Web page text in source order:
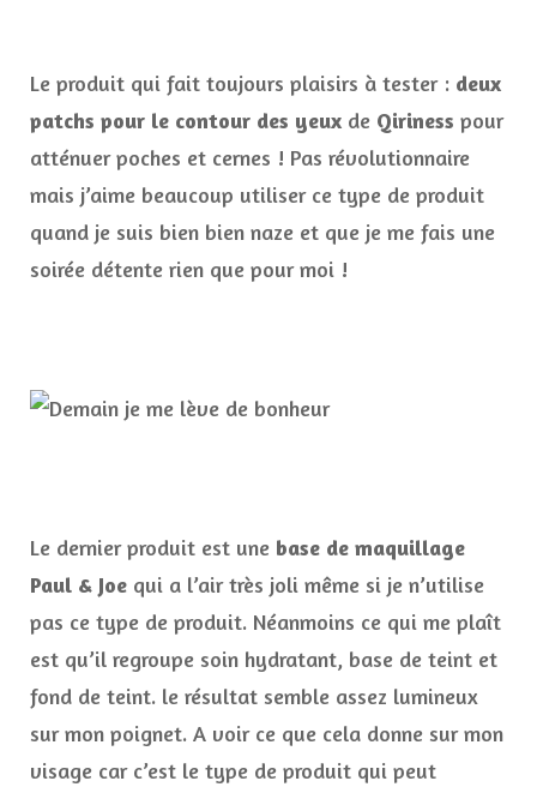
Le produit qui fait toujours plaisirs à tester : deux
patchs pour le contour des yeux de Qiriness pour
atténuer poches et cernes ! Pas révolutionnaire
mais j’aime beaucoup utiliser ce type de produit
quand je suis bien bien naze et que je me fais une
soirée détente rien que pour moi !
Le dernier produit est une base de maquillage
Paul & Joe qui a l’air très joli même si je n’utilise
pas ce type de produit. Néanmoins ce qui me plaît
est qu’il regroupe soin hydratant, base de teint et
fond de teint. le résultat semble assez lumineux
sur mon poignet. A voir ce que cela donne sur mon
visage car c’est le type de produit qui peut